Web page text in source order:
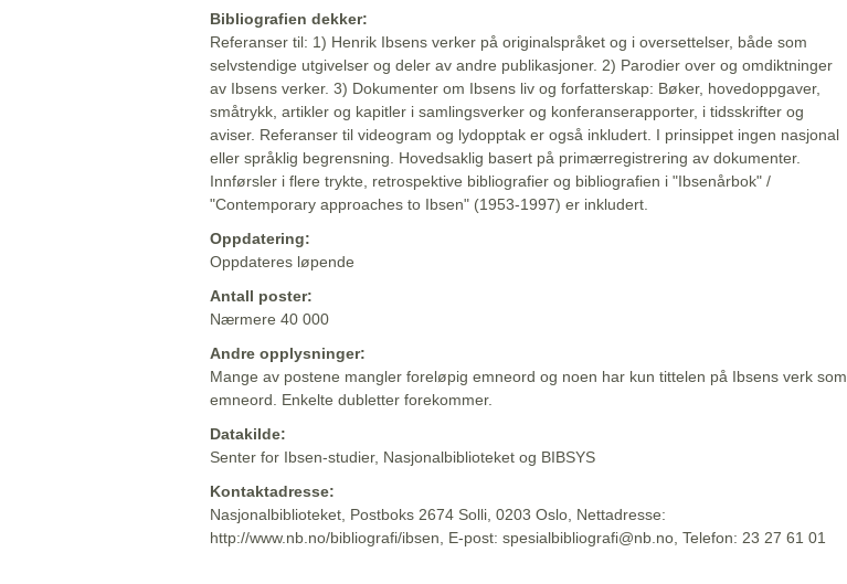
Bibliografien dekker:
Referanser til: 1) Henrik Ibsens verker på originalspråket og i oversettelser, både som
selvstendige utgivelser og deler av andre publikasjoner. 2) Parodier over og omdiktninger
av Ibsens verker. 3) Dokumenter om Ibsens liv og forfatterskap: Bøker, hovedoppgaver,
småtrykk, artikler og kapitler i samlingsverker og konferanserapporter, i tidsskrifter og
aviser. Referanser til videogram og lydopptak er også inkludert. I prinsippet ingen nasjonal
eller språklig begrensning. Hovedsaklig basert på primærregistrering av dokumenter.
Innførsler i flere trykte, retrospektive bibliografier og bibliografien i "Ibsenårbok" /
"Contemporary approaches to Ibsen" (1953-1997) er inkludert.
Oppdatering:
Oppdateres løpende
Antall poster:
Nærmere 40 000
Andre opplysninger:
Mange av postene mangler foreløpig emneord og noen har kun tittelen på Ibsens verk som
emneord. Enkelte dubletter forekommer.
Datakilde:
Senter for Ibsen-studier, Nasjonalbiblioteket og BIBSYS
Kontaktadresse:
Nasjonalbiblioteket, Postboks 2674 Solli, 0203 Oslo, Nettadresse:
http://www.nb.no/bibliografi/ibsen, E-post: spesialbibliografi@nb.no, Telefon: 23 27 61 01